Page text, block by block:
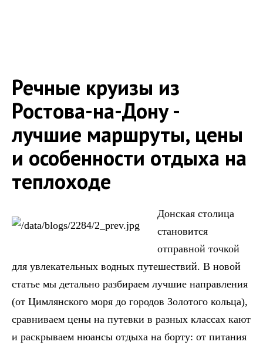
Речные круизы из
Ростова-на-Дону -
лучшие маршруты, цены
и особенности отдыха на
теплоходе
Донская столица
становится
отправной точкой
для увлекательных водных путешествий. В новой
статье мы детально разбираем лучшие направления
(от Цимлянского моря до городов Золотого кольца),
сравниваем цены на путевки в разных классах кают
и раскрываем нюансы отдыха на борту: от питания